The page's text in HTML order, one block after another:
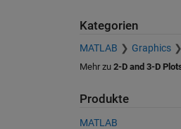
Kategorien
MATLAB Graphics
Mehr zu 2-D and 3-D
Produkte
MATLAB